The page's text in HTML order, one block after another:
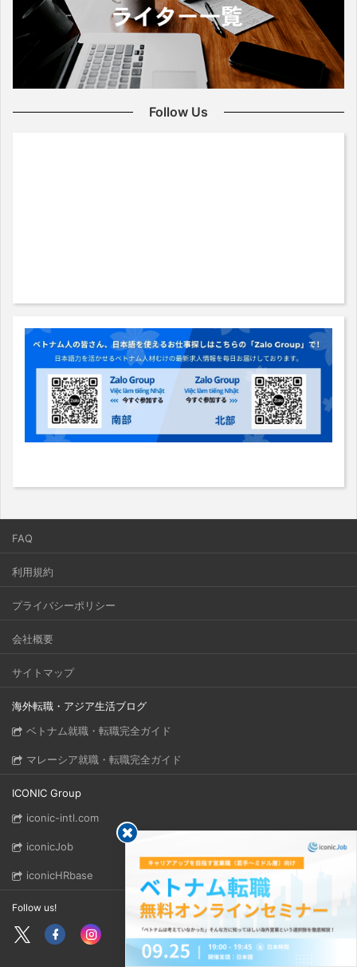
Follow Us
FAQ
利用規約
プライバシーポリシー
会社概要
サイトマップ
海外転職・アジア生活ブログ
ベトナム就職・転職完全ガイド
マレーシア就職・転職完全ガイド
ICONIC Group
iconic-intl.com
iconicJob
iconicHRbase
Follow us!